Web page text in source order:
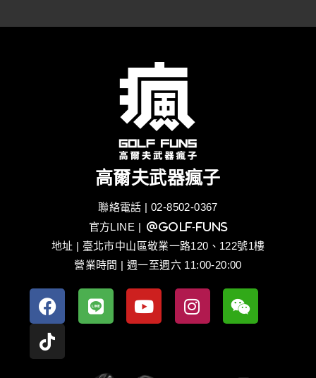
高爾夫武器瘋子
聯絡電話 | 02-8502-0367
官方LINE | @golf-funs
地址 | 臺北市中山區敬業一路120、122號1樓
營業時間 | 週一至週六 11:00-20:00